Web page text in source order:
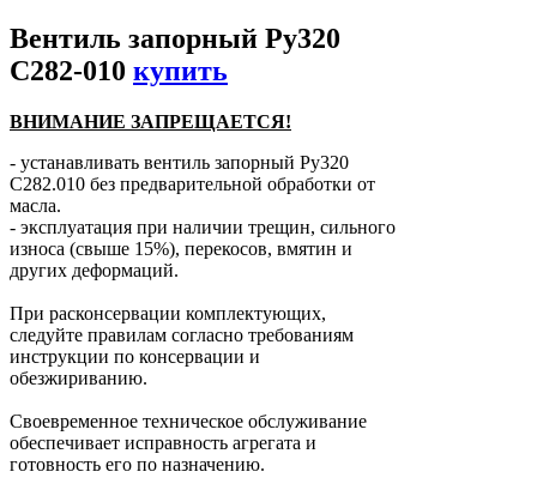
Вентиль запорный Ру320
С282-010 купить
ВНИМАНИЕ ЗАПРЕЩАЕТСЯ!
- устанавливать вентиль запорный Ру320
С282.010 без предварительной обработки от
масла.
- эксплуатация при наличии трещин, сильного
износа (свыше 15%), перекосов, вмятин и
других деформаций.
При расконсервации комплектующих,
следуйте правилам согласно требованиям
инструкции по консервации и
обезжириванию.
Своевременное техническое обслуживание
обеспечивает исправность агрегата и
готовность его по назначению.